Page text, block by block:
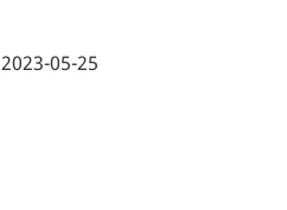
2023-05-25